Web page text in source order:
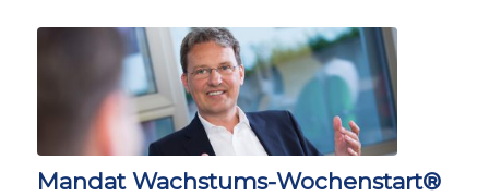
Mandat Wachstums-Wochenstart®